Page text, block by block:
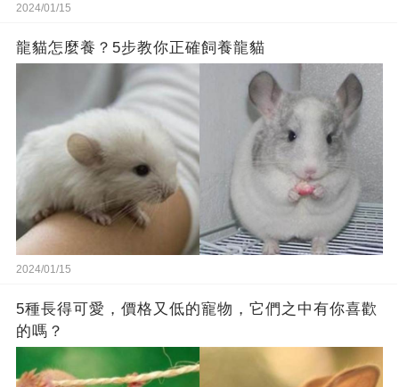
2024/01/15
龍貓怎麼養？5步教你正確飼養龍貓
2024/01/15
5種長得可愛，價格又低的寵物，它們之中有你喜歡
的嗎？